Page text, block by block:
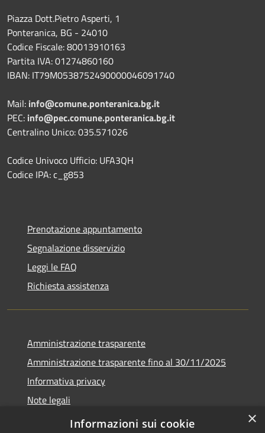
Piazza Dott.Pietro Asperti, 1
Ponteranica, BG - 24010
Codice Fiscale: 80013910163
Partita IVA: 01274860160
IBAN: IT79M0538752490000046091740
Mail: info@comune.ponteranica.bg.it
PEC: info@pec.comune.ponteranica.bg.it
Centralino Unico: 035.571026
Codice Univoco Ufficio: UFA3QH
Codice IPA: c_g853
Prenotazione appuntamento
Segnalazione disservizio
Leggi le FAQ
Richiesta assistenza
Amministrazione trasparente
Amministrazione trasparente fino al 30/11/2025
Informativa privacy
Note legali
Dichiarazione di accessibilità
×
Informazioni sui cookie